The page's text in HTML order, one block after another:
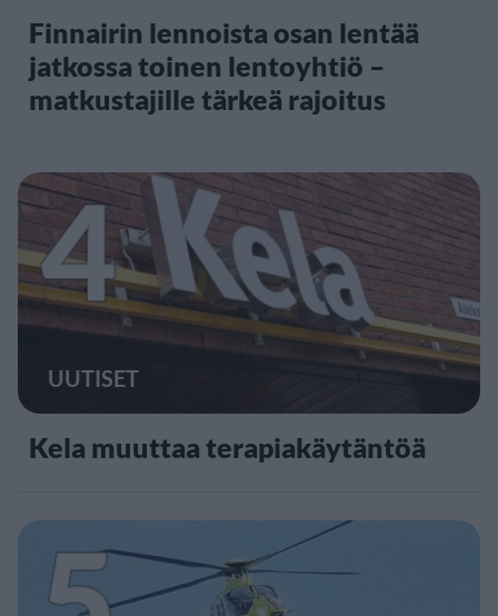
Finnairin lennoista osan lentää
jatkossa toinen lentoyhtiö –
matkustajille tärkeä rajoitus
4
UUTISET
Kela muuttaa terapiakäytäntöä